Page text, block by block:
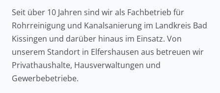
Seit über 10 Jahren sind wir als Fachbetrieb für
Rohrreinigung und Kanalsanierung im Landkreis Bad
Kissingen und darüber hinaus im Einsatz. Von
unserem Standort in Elfershausen aus betreuen wir
Privathaushalte, Hausverwaltungen und
Gewerbebetriebe.